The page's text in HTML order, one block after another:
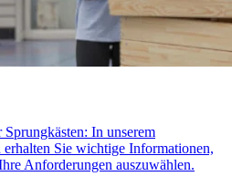
In unserem
Sie wichtige Informationen,
Anforderungen auszuwählen.